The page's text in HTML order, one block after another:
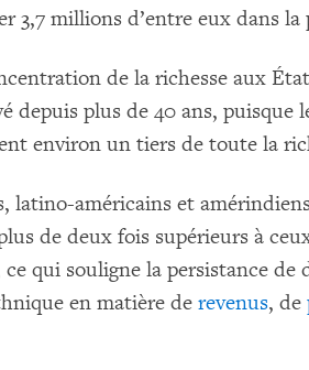
3,7 millions d’entre eux dans la
de la richesse aux
depuis plus de 40 ans, puisque
environ un tiers de toute la
latino-américains et
de deux fois supérieurs à
qui souligne la persistance de
en matière derevenus, de